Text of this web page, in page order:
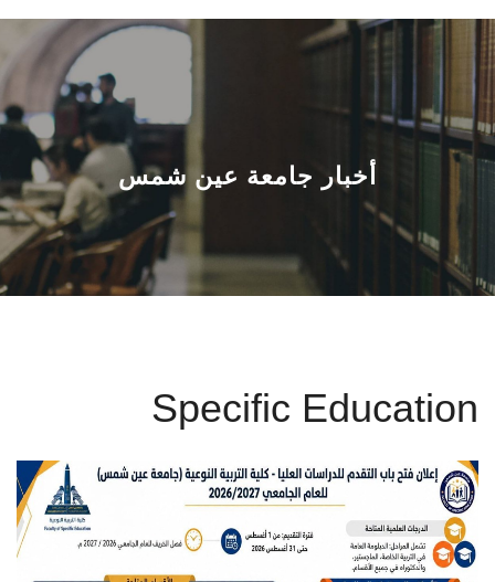
الرئيسيـة
عن الجامعة
القطاعـات
الشئون الأكاديمية
البحث العلمي
الأنظمة الذكية
الإعلام
أخبار جامعة عين شمس
Specific Education